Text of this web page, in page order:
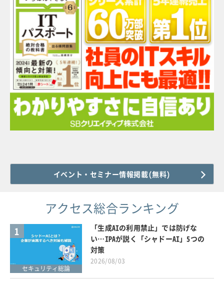
イベント・セミナー情報掲載(無料)
アクセス総合ランキング
1
セキュリティ総論
「生成AIの利用禁止」では防げな
い…IPAが説く「シャドーAI」5つの
対策
2026/08/03